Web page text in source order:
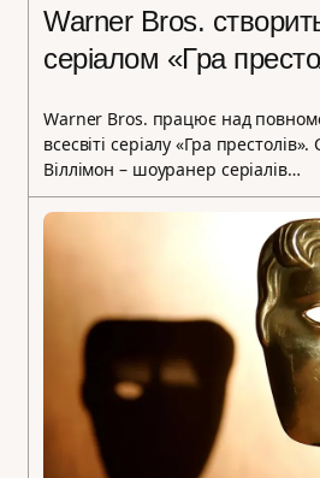
Warner Bros.
серіалом «Гра
Warner Bros. працює над
всесвіті серіалу «Гра
Віллімон – шоуранер серіалів…